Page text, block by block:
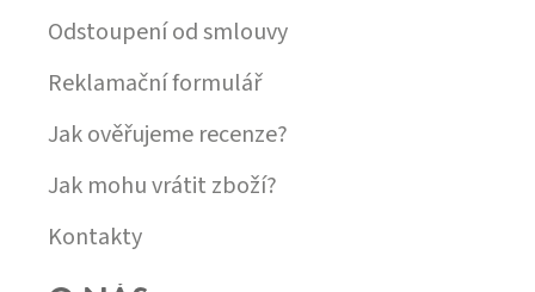
Odstoupení od smlouvy
Reklamační formulář
Jak ověřujeme recenze?
Jak mohu vrátit zboží?
Kontakty